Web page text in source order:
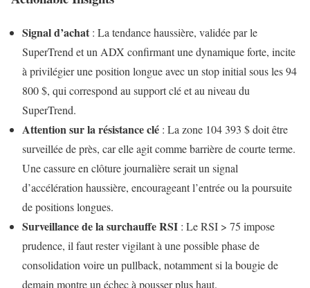
Signal d’achat : La tendance haussière, validée par le
SuperTrend et un ADX confirmant une dynamique forte, incite
à privilégier une position longue avec un stop initial sous les 94
800 $, qui correspond au support clé et au niveau du
SuperTrend.
Attention sur la résistance clé : La zone 104 393 $ doit être
surveillée de près, car elle agit comme barrière de courte terme.
Une cassure en clôture journalière serait un signal
d’accélération haussière, encourageant l’entrée ou la poursuite
de positions longues.
Surveillance de la surchauffe RSI : Le RSI > 75 impose
prudence, il faut rester vigilant à une possible phase de
consolidation voire un pullback, notamment si la bougie de
demain montre un échec à pousser plus haut.